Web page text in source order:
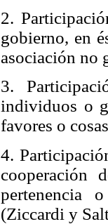
2.
gobierno, en
asociación no
3.
individuos o
favores o
4.
cooperación
pertenencia
(Ziccardi y